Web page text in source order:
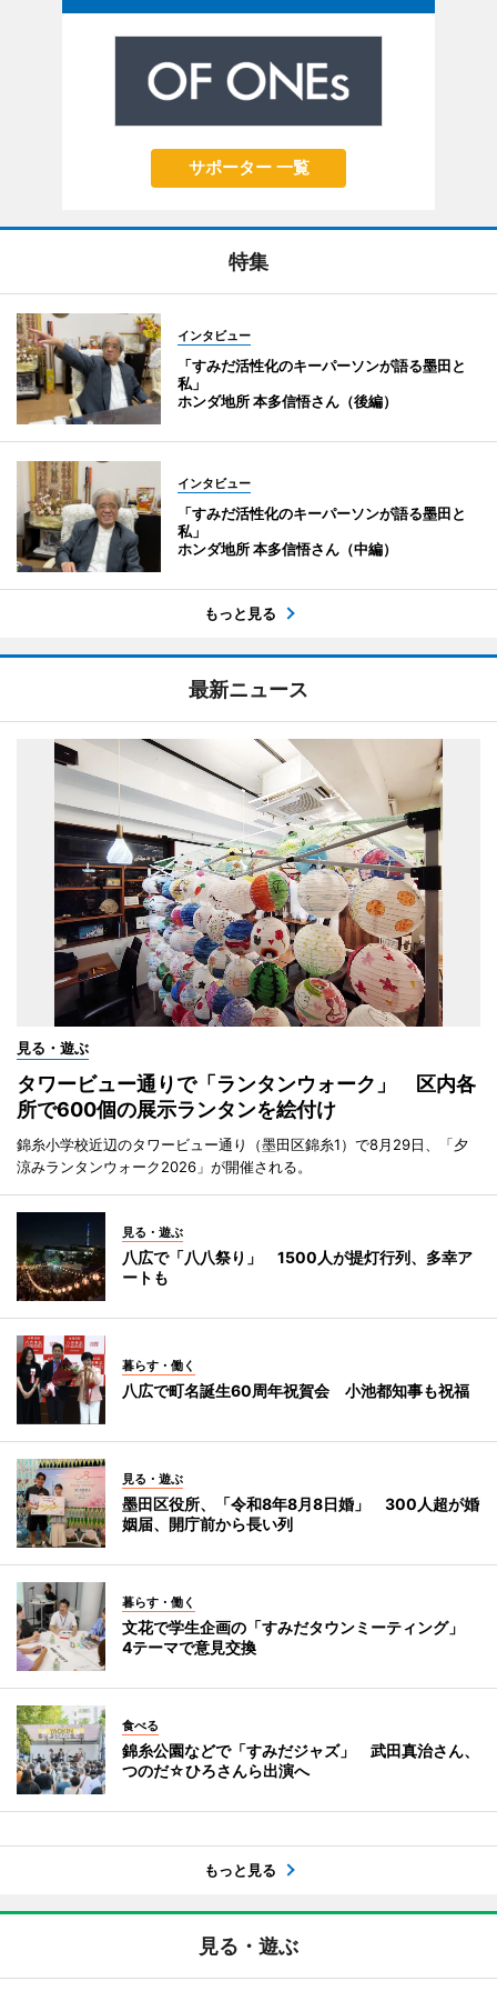
サポーター 一覧
特集
インタビュー
「すみだ活性化のキーパーソンが語る墨田と
私」
ホンダ地所 本多信悟さん（後編）
インタビュー
「すみだ活性化のキーパーソンが語る墨田と
私」
ホンダ地所 本多信悟さん（中編）
もっと見る
最新ニュース
見る・遊ぶ
タワービュー通りで「ランタンウォーク」 区内各
所で600個の展示ランタンを絵付け
錦糸小学校近辺のタワービュー通り（墨田区錦糸1）で8月29日、「夕
涼みランタンウォーク2026」が開催される。
見る・遊ぶ
八広で「八八祭り」 1500人が提灯行列、多幸ア
ートも
暮らす・働く
八広で町名誕生60周年祝賀会 小池都知事も祝福
見る・遊ぶ
墨田区役所、「令和8年8月8日婚」 300人超が婚
姻届、開庁前から長い列
暮らす・働く
文花で学生企画の「すみだタウンミーティング」
4テーマで意見交換
食べる
錦糸公園などで「すみだジャズ」 武田真治さん、
つのだ☆ひろさんら出演へ
もっと見る
見る・遊ぶ